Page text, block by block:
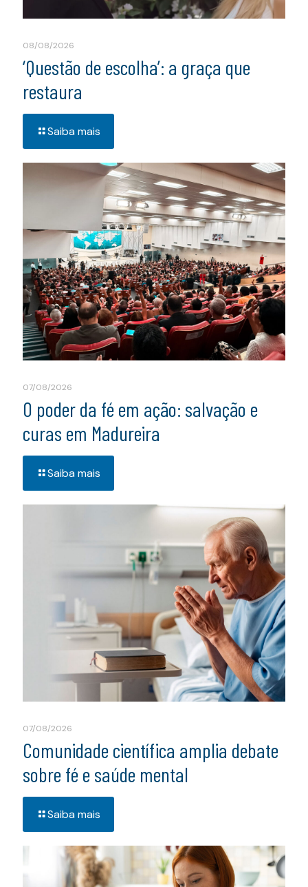
08/08/2026
‘Questão de escolha’: a graça que
restaura
Saiba mais
07/08/2026
O poder da fé em ação: salvação e
curas em Madureira
Saiba mais
07/08/2026
Comunidade científica amplia debate
sobre fé e saúde mental
Saiba mais